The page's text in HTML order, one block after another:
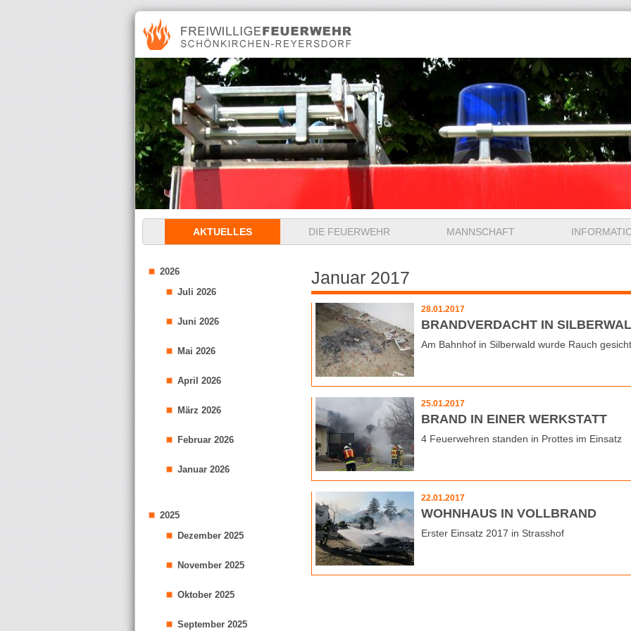
Navigation
überspringenAKTUELLES DIE FEUERWEHR MANNSCHAFT
2026
Juli 2026
Juni 2026
Mai 2026
April 2026
März 2026
Februar 2026
Januar 2026
2025
Dezember 2025
November 2025
Oktober 2025
September 2025
Januar 2017
28.01.2017
BRANDVERDACHT IN
Am Bahnhof in Silberwald wurde Rauch
25.01.2017
BRAND IN EINER WERKSTATT
4 Feuerwehren standen in Prottes im Einsatz
22.01.2017
WOHNHAUS IN VOLLBRAND
Erster Einsatz 2017 in Strasshof